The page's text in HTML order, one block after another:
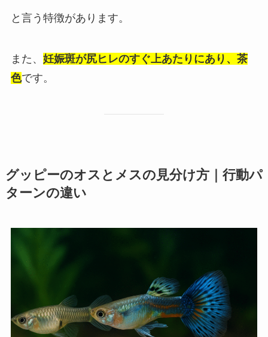
と言う特徴があります。
また、 妊娠斑が尻ヒレのすぐ上あたりにあり、茶
色です。
グッピーのオスとメスの見分け方｜行動パ
ターンの違い